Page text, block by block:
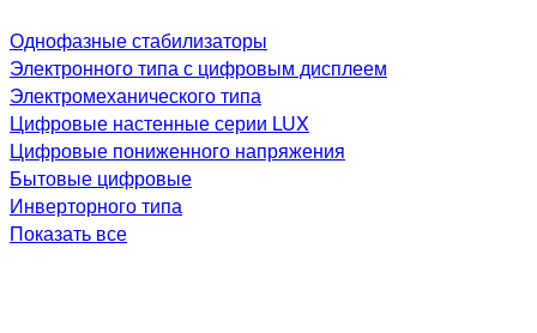
Однофазные стабилизаторы
Электронного типа с цифровым дисплеем
Электромеханического типа
Цифровые настенные серии LUX
Цифровые пониженного напряжения
Бытовые цифровые
Инверторного типа
Показать все